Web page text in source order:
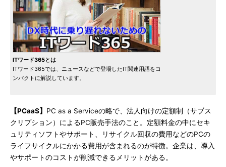
ITワード365とは
ITワード365では、ニュースなどで登場したIT関連用語をコ
ンパクトに解説しています。
【PCaaS】 PC as a Serviceの略で、法人向けの定額制（サブス
クリプション）によるPC販売手法のこと。定額料金の中にセキ
ュリティソフトやサポート、リサイクル回収の費用などのPCの
ライフサイクルにかかる費用が含まれるのが特徴。企業は、導入
やサポートのコストが削減できるメリットがある。